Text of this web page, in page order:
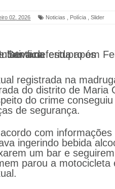
02, 2026 Noticias Polícia Slider
registrada na
do distrito de Maria
do crime
de segurança.
com
ingerindo bebida
um bar e
parou a